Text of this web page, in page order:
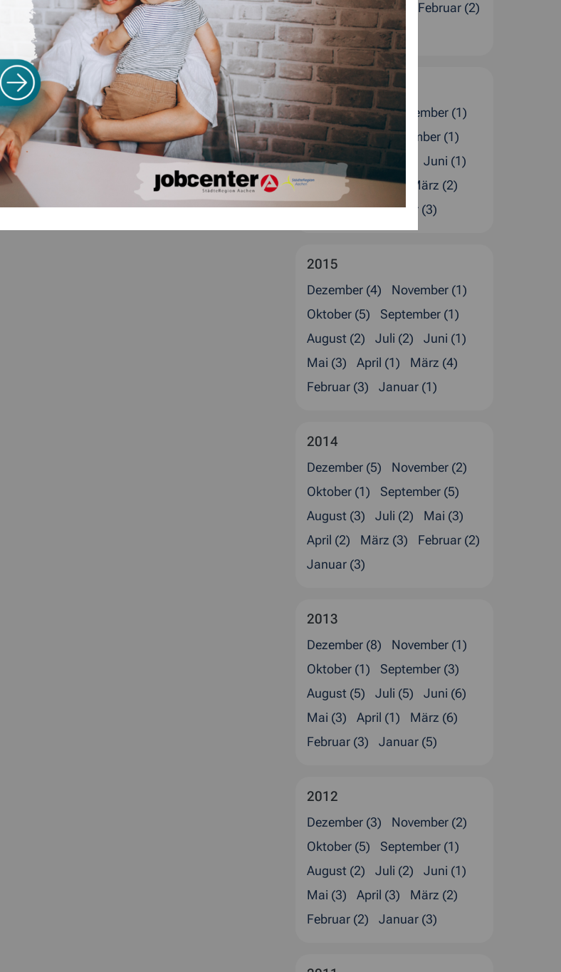
April (2)
März (1)
Februar (2)
Januar (4)
2016
Dezember (5)
November (1)
Oktober (1)
September (1)
August (4)
Juli (2)
Juni (1)
Mai (1)
April (4)
März (2)
Februar (4)
Januar (3)
2015
Dezember (4)
November (1)
Oktober (5)
September (1)
August (2)
Juli (2)
Juni (1)
Mai (3)
April (1)
März (4)
Februar (3)
Januar (1)
2014
Dezember (5)
November (2)
Oktober (1)
September (5)
August (3)
Juli (2)
Mai (3)
April (2)
März (3)
Februar (2)
Januar (3)
2013
Dezember (8)
November (1)
Oktober (1)
September (3)
August (5)
Juli (5)
Juni (6)
Mai (3)
April (1)
März (6)
Februar (3)
Januar (5)
2012
Dezember (3)
November (2)
Oktober (5)
September (1)
August (2)
Juli (2)
Juni (1)
Mai (3)
April (3)
März (2)
Februar (2)
Januar (3)